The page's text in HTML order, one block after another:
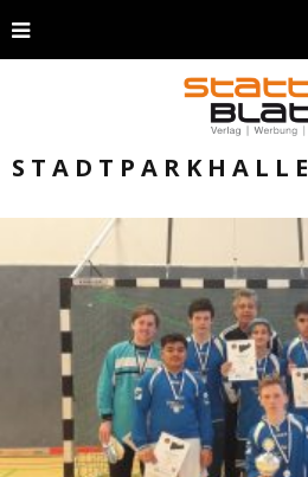
STADTPARKHALLE